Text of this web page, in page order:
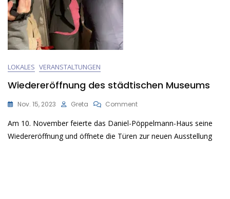
LOKALES VERANSTALTUNGEN
Wiedereröffnung des städtischen Museums
Nov. 15, 2023 Greta CommentOn
Des
Städtischen
Am 10. November feierte das Daniel-Pöppelmann-Haus seine
Wiedereröffnung und öffnete die Türen zur neuen Ausstellung